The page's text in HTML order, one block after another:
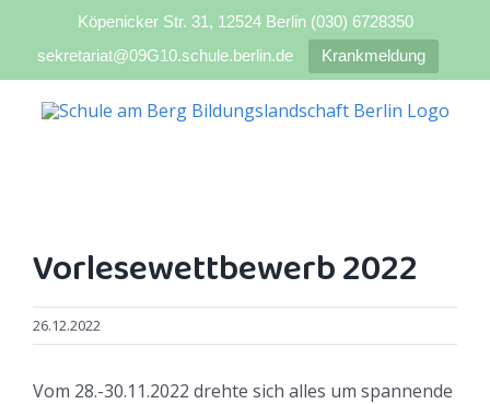
Köpenicker Str. 31, 12524 Berlin (030) 6728350
sekretariat@09G10.schule.berlin.de
Krankmeldung
Inhalt
Vorlesewettbewerb 2022
26.12.2022
Vom 28.-30.11.2022 drehte sich alles um spannende